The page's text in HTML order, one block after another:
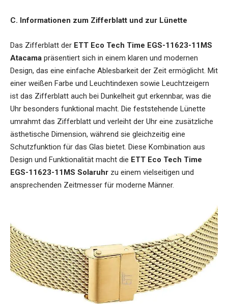
C. Informationen zum Zifferblatt und zur Lünette
Das Zifferblatt der ETT Eco Tech Time EGS-11623-11MS
Atacama präsentiert sich in einem klaren und modernen
Design, das eine einfache Ablesbarkeit der Zeit ermöglicht. Mit
einer weißen Farbe und Leuchtindexen sowie Leuchtzeigern
ist das Zifferblatt auch bei Dunkelheit gut erkennbar, was die
Uhr besonders funktional macht. Die feststehende Lünette
umrahmt das Zifferblatt und verleiht der Uhr eine zusätzliche
ästhetische Dimension, während sie gleichzeitig eine
Schutzfunktion für das Glas bietet. Diese Kombination aus
Design und Funktionalität macht die ETT Eco Tech Time
EGS-11623-11MS Solaruhr zu einem vielseitigen und
ansprechenden Zeitmesser für moderne Männer.